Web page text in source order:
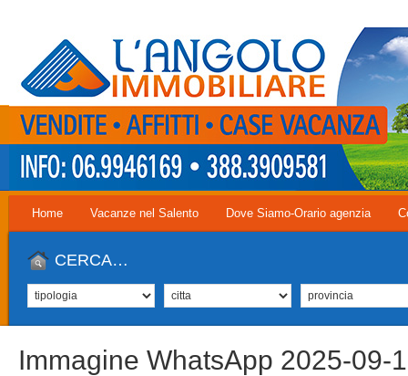
Home Vacanze nel Salento Dove Siamo-Orario agenzia
CERCA…
Immagine WhatsApp 2025-09-